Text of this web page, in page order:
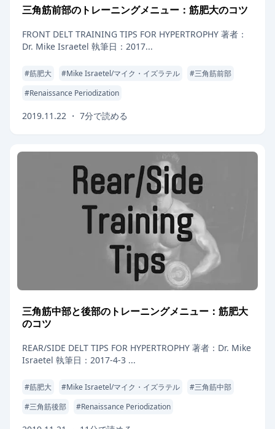
三角筋前部のトレーニングメニュー：筋肥大のコツ
FRONT DELT TRAINING TIPS FOR HYPERTROPHY 著者：
Dr. Mike Israetel 執筆日：2017...
#筋肥大 #Mike Israetel/マイク・イズラテル #三角筋前部
#Renaissance Periodization
2019.11.22 ・ 7分で読める
三角筋中部と後部のトレーニングメニュー：筋肥大
のコツ
REAR/SIDE DELT TIPS FOR HYPERTROPHY 著者：Dr. Mike
Israetel 執筆日：2017-4-3 ...
#筋肥大 #Mike Israetel/マイク・イズラテル #三角筋中部
#三角筋後部 #Renaissance Periodization